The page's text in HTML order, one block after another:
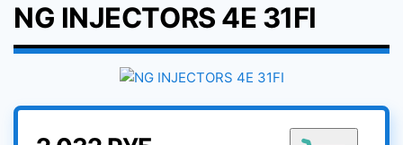
NG INJECTORS 4E 31FI